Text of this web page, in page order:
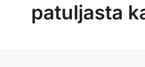
patuljasta